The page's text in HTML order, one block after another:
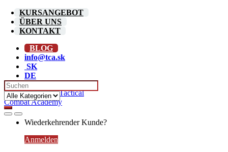
Skip
navigation
Skip
content
KURSANGEBOT
ÜBER UNS
KONTAKT
BLOG
info@tca.sk
SK
DE
Search for:
Wiederkehrender Kunde?
Anmelden